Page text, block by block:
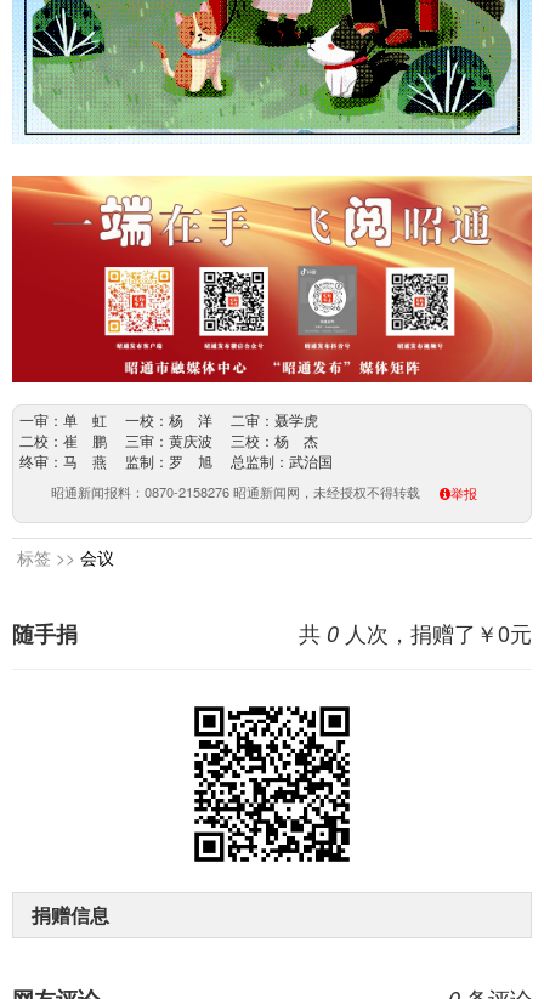
一审：单 虹 一校：杨 洋 二审：聂学虎
二校：崔 鹏 三审：黄庆波 三校：杨 杰
终审：马 燕 监制：罗 旭 总监制：武治国
昭通新闻报料：0870-2158276 昭通新闻网，未经授权不得转载 举报
标签 >> 会议
共 0 人次，捐赠了￥0元
随手捐
捐赠信息